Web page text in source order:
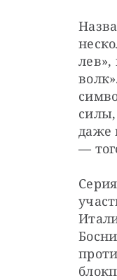
даже
—